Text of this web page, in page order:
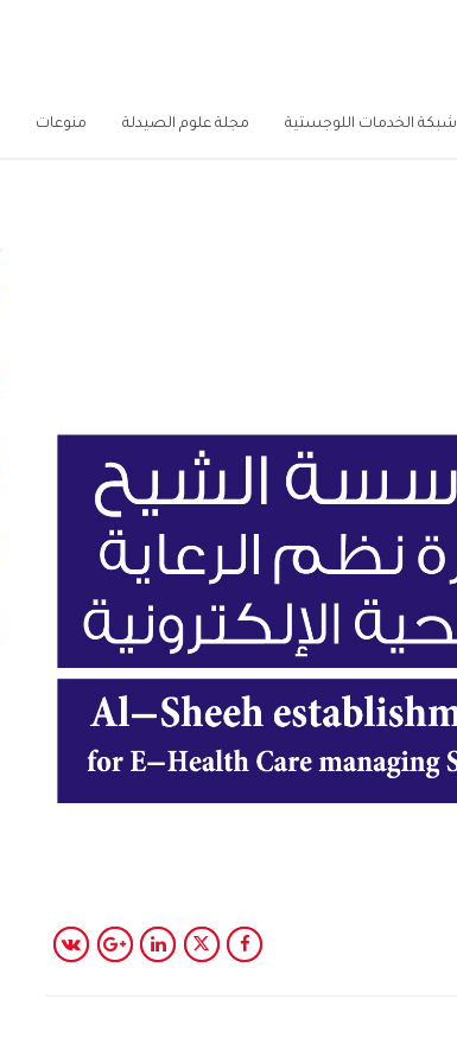
شبكة الخدمات اللوجستية مجلة علوم الصيدلة منوعات